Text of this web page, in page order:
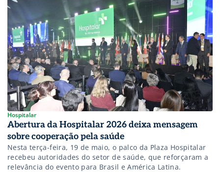
Hospitalar
Abertura da Hospitalar 2026 deixa mensagem
sobre cooperação pela saúde
Nesta terça-feira, 19 de maio, o palco da Plaza Hospitalar
recebeu autoridades do setor de saúde, que reforçaram a
relevância do evento para Brasil e América Latina.